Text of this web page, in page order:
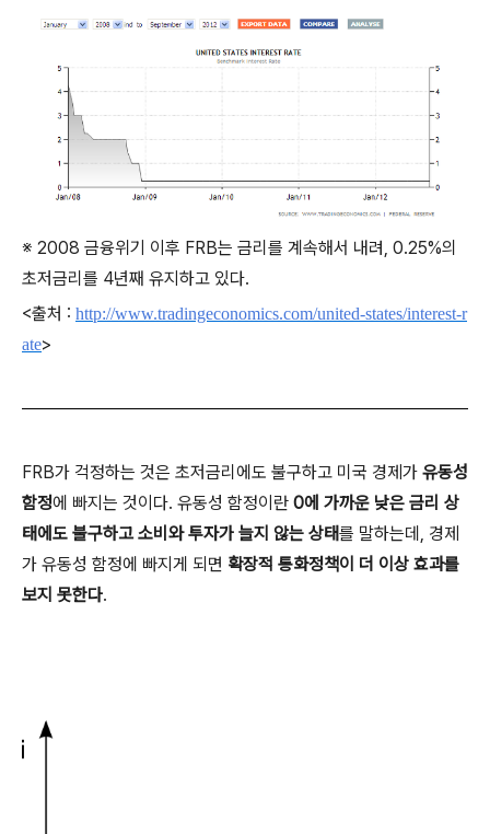
※ 2008 금융위기 이후 FRB는 금리를 계속해서 내려, 0.25%의
초저금리를 4년째 유지하고 있다.
<출처 : http://www.tradingeconomics.com/united-states/interest-r
ate>
FRB가 걱정하는 것은 초저금리에도 불구하고 미국 경제가 유동성
함정에 빠지는 것이다. 유동성 함정이란 0에 가까운 낮은 금리 상
태에도 불구하고 소비와 투자가 늘지 않는 상태를 말하는데, 경제
가 유동성 함정에 빠지게 되면 확장적 통화정책이 더 이상 효과를
보지 못한다.